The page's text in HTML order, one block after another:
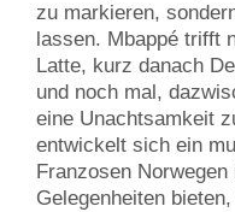
zu markieren,
lassen. Mbappé trifft
Latte, kurz danach
und noch mal,
eine Unachtsamkeit
entwickelt sich ein
Franzosen
Gelegenheiten